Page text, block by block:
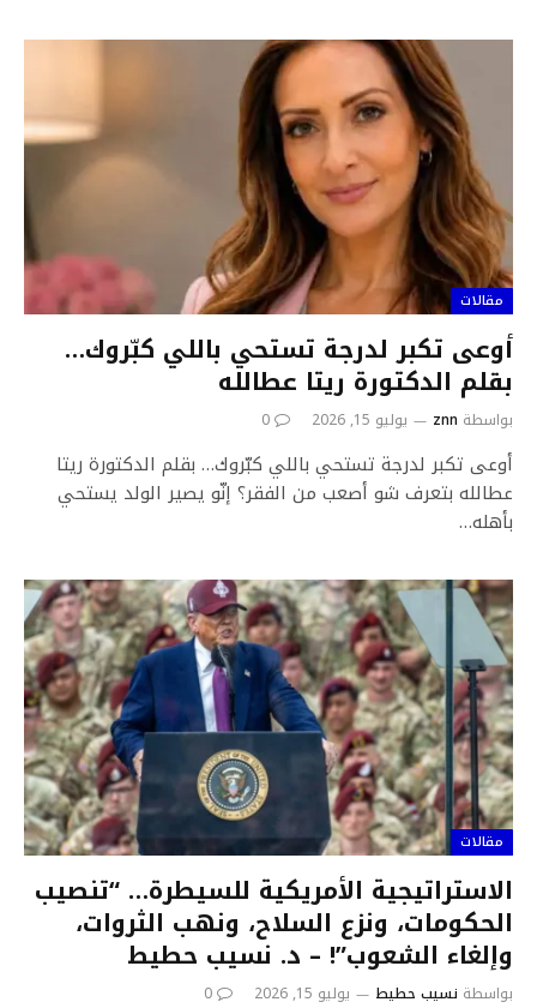
مقالات
أوعى تكبر لدرجة تستحي باللي كبّروك…
بقلم الدكتورة ريتا عطالله
بواسطة znn يوليو 15, 2026 0
أوعى تكبر لدرجة تستحي باللي كبّروك… بقلم الدكتورة ريتا
عطالله بتعرف شو أصعب من الفقر؟ إنّو يصير الولد يستحي
بأهله…
مقالات
الاستراتيجية الأمريكية للسيطرة… “تنصيب
الحكومات، ونزع السلاح، ونهب الثروات،
وإلغاء الشعوب”! – د. نسيب حطيط
بواسطة نسيب حطيط يوليو 15, 2026 0